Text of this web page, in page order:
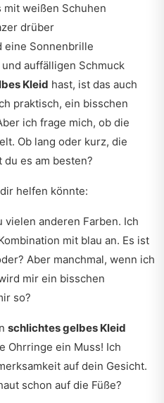
mit weißen Schuhen
drüber
eine Sonnenbrille
auffälligen Schmuck
Kleid hast, ist das auch
praktisch, ein bisschen
ich frage mich, ob die
Ob lang oder kurz, die
es am besten?
helfen könnte:
vielen anderen Farben. Ich
mit blau an. Es ist
Aber manchmal, wenn ich
mir ein bisschen
so?
schlichtes gelbes Kleid
Ohrringe ein Muss! Ich
auf dein Gesicht.
schon auf die Füße?